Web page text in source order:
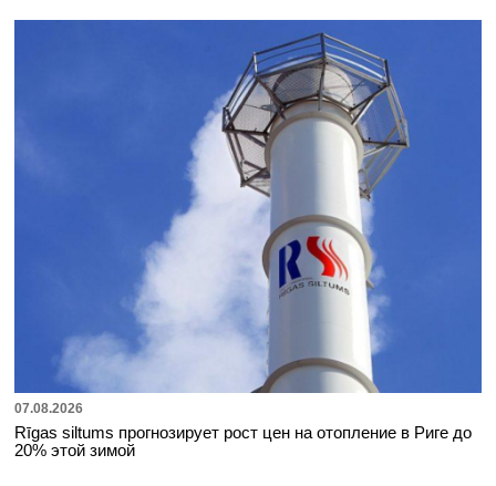
07.08.2026
Rīgas siltums прогнозирует рост цен на отопление в Риге до
20% этой зимой